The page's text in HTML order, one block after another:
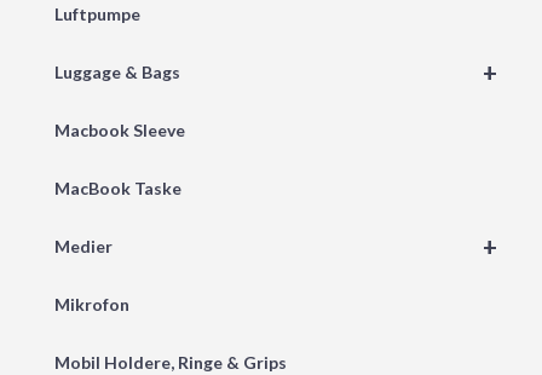
Luftpumpe
+
Luggage & Bags
Macbook Sleeve
MacBook Taske
+
Medier
Mikrofon
Mobil Holdere, Ringe & Grips